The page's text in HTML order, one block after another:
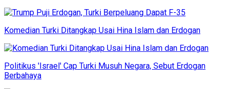
Komedian Turki Ditangkap Usai Hina Islam dan Erdogan
Politikus 'Israel' Cap Turki Musuh Negara, Sebut Erdogan
Berbahaya